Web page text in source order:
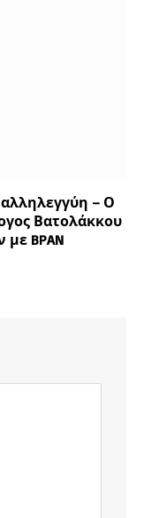
– Ο
Βατολάκκου
BPAN